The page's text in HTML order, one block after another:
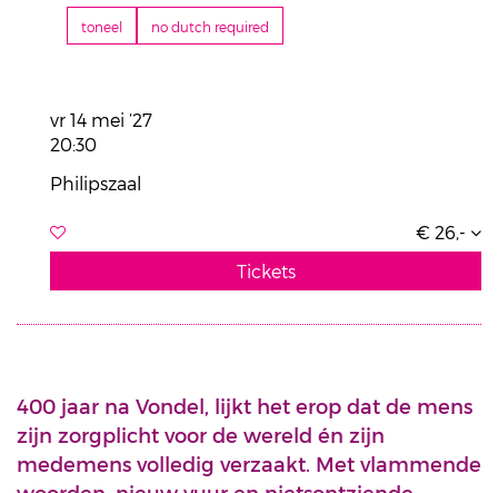
toneel no dutch required
vr 14 mei ’27
20:30
Philipszaal
€ 26,-
Tickets
400 jaar na Vondel, lijkt het erop dat de mens
zijn zorgplicht voor de wereld én zijn
medemens volledig verzaakt. Met vlammende